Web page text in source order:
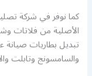
كما نوفر في شركة
الأصلية من فلاتات
تبديل بطاريات صيانة
والسامسونج وتابلت